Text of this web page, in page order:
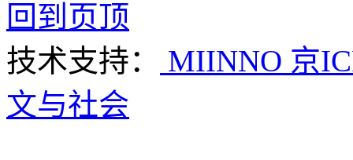
回到页顶
技术支持：
MIINNO 京
文与社会